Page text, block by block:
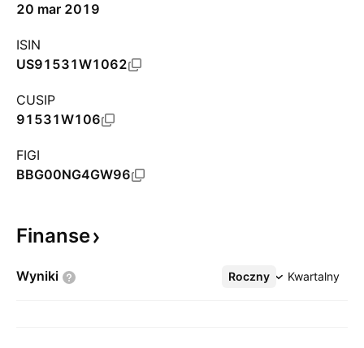
20 mar 2019
ISIN
US91531W1062
CUSIP
91531W106
FIGI
BBG00NG4GW96
Finanse
Wyniki Roczny Kwartalny
Więcej